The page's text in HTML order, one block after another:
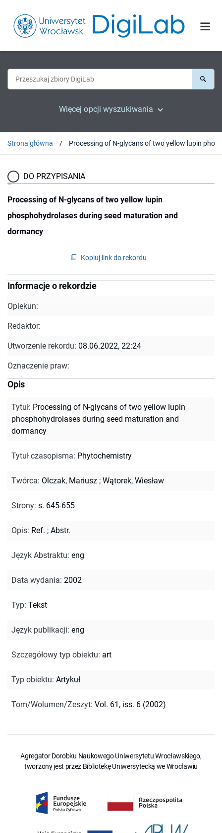
Więcej opcji wyszukiwania
Strona główna
DO PRZYPISANIA
Processing of N-glycans of two yellow lupin
phosphohydrolases during seed maturation and
dormancy
Kopiuj link do rekordu
Informacje o rekordzie
Opiekun:
Redaktor:
Utworzenie rekordu: 08.06.2022, 22:24
Oznaczenie praw:
Opis
Tytuł: Processing of N-glycans of two yellow lupin
phosphohydrolases during seed maturation and
dormancy
Tytuł czasopisma: Phytochemistry
Twórca: Olczak, Mariusz ; Wątorek, Wiesław
Strony: s. 645-655
Opis: Ref. ; Abstr.
Język Abstraktu: eng
Data wydania: 2002
Typ: Tekst
Język publikacji: eng
Szczegółowy typ obiektu: art
Typ obiektu: Artykuł
Tom/Wolumen/Zeszyt: Vol. 61, iss. 6 (2002)
Agregator Dorobku Naukowego Uniwersytetu Wrocławskiego,
tworzony jest przez Bibliotekę Uniwersytecką we Wrocławiu